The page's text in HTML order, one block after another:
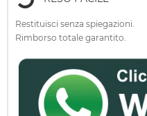
Restituisci senza spiegazioni.
Rimborso totale garantito.